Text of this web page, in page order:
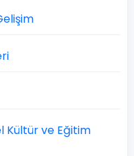
Kültür ve Eğitim